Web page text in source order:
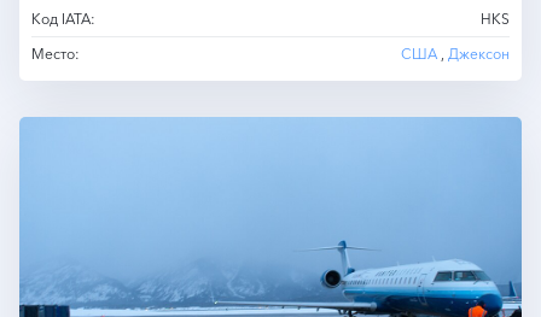
Код IATA:
HKS
Место:
США Джексон